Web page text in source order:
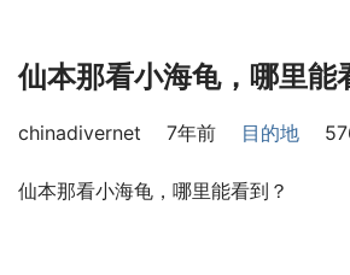
仙本那看小海龟，哪里能
chinadivernet 7年前 目的地
仙本那看小海龟，哪里能看到？